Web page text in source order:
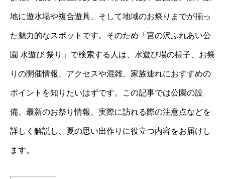
地に遊水場や複合遊具、そして地域のお祭りまでが揃っ
た魅力的なスポットです。そのため「宮の沢ふれあい公
園 水遊び 祭り」で検索する人は、水遊び場の様子、お祭
りの開催情報、アクセスや混雑、家族連れにおすすめの
ポイントを知りたいはずです。この記事では公園の設
備、最新のお祭り情報、実際に訪れる際の注意点などを
詳しく解説し、夏の思い出作りに役立つ内容をお届けし
ます。